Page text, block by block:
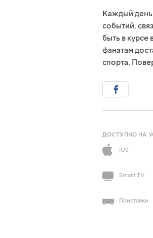
Каждый день
событий,
быть в курсе
фанатам
спорта.
ДОСТУПНО НА
iOS
Smart TV
Приставки